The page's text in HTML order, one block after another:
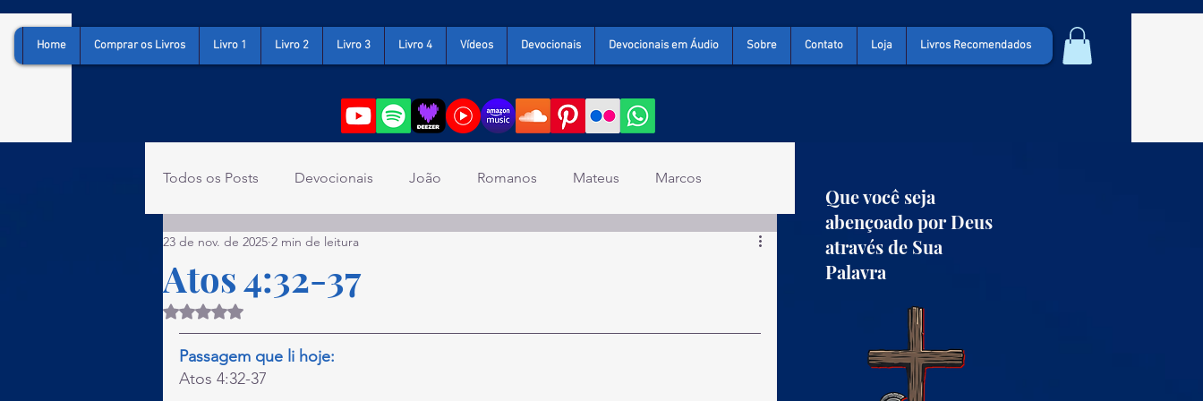
Home Comprar os Livros Livro 1 Livro 2 Livro 3 Livro 4 Vídeos Devocionais Devocionais em Áudio Sobre Contato Loja Livros Recomendados
Todos os Posts Devocionais João Romanos Mateus Marcos
Lucas Atos 1 Coríntios
Filipenses
Atos 4:32-37
23 de nov. de 2025 2 min de leitura
Avaliado com NaN de 5 estrelas.
Passagem que li hoje:
Atos 4:32-37
Que você seja
abençoado por Deus
através de Sua
Palavra